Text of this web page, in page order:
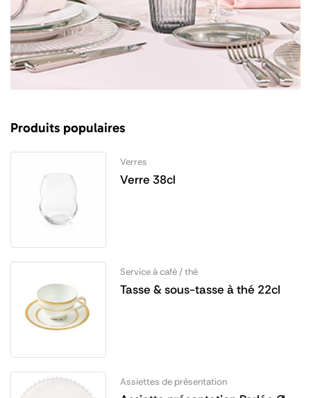
Produits populaires
Verres
Verre 38cl
Service à café / thé
Tasse & sous-tasse à thé 22cl
Assiettes de présentation